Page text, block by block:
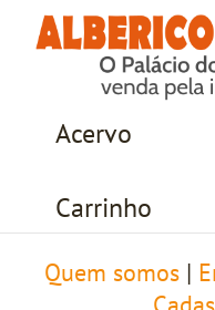
Acervo
Carrinho
Quem somos